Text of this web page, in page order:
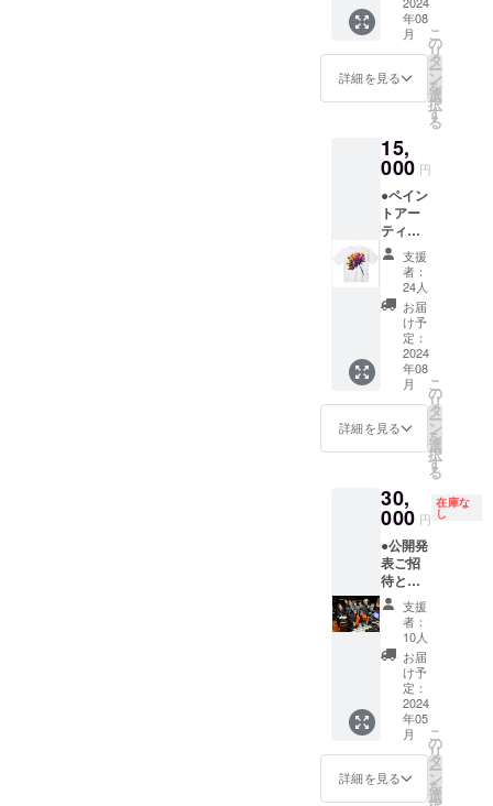
「情熱大
陸」等、テ
オ・新聞・
等、多く
の メ
ディアで紹
る。
2022年から
は、寬仁親
王妃信子殿
下を名誉総
裁にお迎え
り （東
京・丸の
内）でアジ
ア圏最大級
となる
「TOKYOFL
CARPET」
の開催をプ
ロデュー
ス。また
は、EDO
種」オ
リジナ
ルTシャ
ツ ※ペ
イント
アー
トとし
て活躍
するさ
とうた
けしが
デザイ
ンした
イラス
ト入り
のオリ
ジナルT
シャ
ツ。 ※
サイズ
はS・
M・L・
LL。Ｔ
白。 ※
写真デ
ザイン
はイ
メー
ジ。 ●
エール
ソング
「明日
という
名の種
をまこ
う」オ
リジナ
ルCD ●
参加
アー
年08
月
詳細を見る
こ
の
リ
タ
ー
ン
を
選
択
す
る
15,
000 円
●ペイン
トアー
ティス
ト さと
うたけ
しデザ
イン
「明日
という
名の
種」オ
リジナ
ルTシャ
ツ ※Ｃ
Ｄジャ
ケット
Ｔシャ
ツに参
加アー
ティス
ト全員
のサイ
ン入り
※ペイン
トアー
ティス
トとし
て活躍
するさ
とうた
けしが
デザイ
ンした
支援
者：
24人
お届
け予
定：
2024
年08
月
詳細を見る
こ
の
リ
タ
ー
ン
を
選
択
す
る
30,
000 円
在庫な
し
●公開発
表ご招
待と参
加アー
ティス
ト全員
との記
念撮影
（集合
写真）
※5月25
日17
時、東
京日本
橋で行
支援
者：
10人
お届
け予
定：
2024
年05
月
詳細を見る
こ
の
リ
タ
ー
ン
を
選